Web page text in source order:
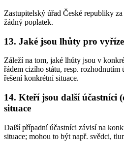
Zastupitelský úřad České republiky
žádný poplatek.
13. Jaké jsou lhůty pro
Záleží na tom, jaké lhůty jsou v
řádem cizího státu, resp.
řešení konkrétní situace.
14. Kteří jsou další účastníci
situace
Další případní účastníci závisí na
situace; mohou to být např. svědci,